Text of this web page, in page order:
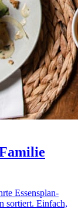
Essensplan-
sortiert. Einfach,